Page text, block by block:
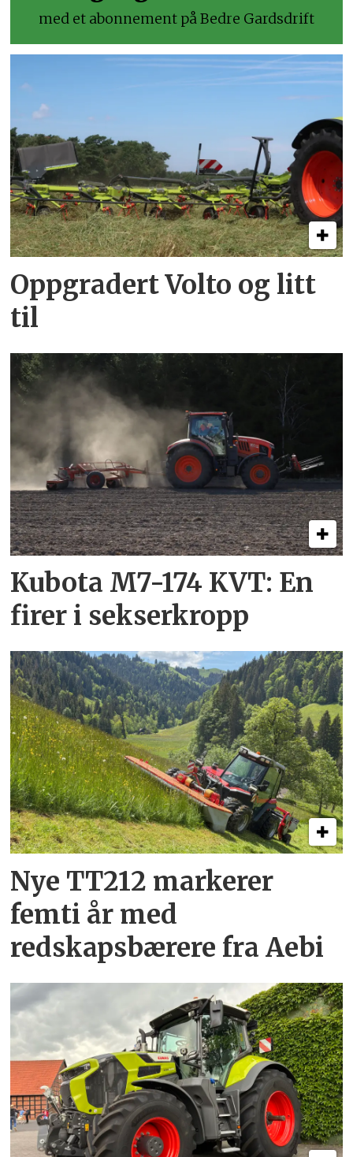
med et abonnement på Bedre Gardsdrift
Oppgradert Volto og litt
til
Kubota M7-174 KVT: En
firer i sekserkropp
Nye TT212 markerer
femti år­ med
redskapsbærere fra Aebi